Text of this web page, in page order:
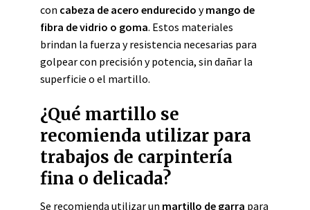
con cabeza de acero endurecido ymango de
fibra de vidrio o goma. Estos materiales
brindan la fuerza y resistencia necesarias para
golpear con precisión y potencia, sin dañar la
superficie o el martillo.
¿Qué martillo se
recomienda utilizar para
trabajos de carpintería
fina o delicada?
Se recomienda utilizar un martillo de garra para